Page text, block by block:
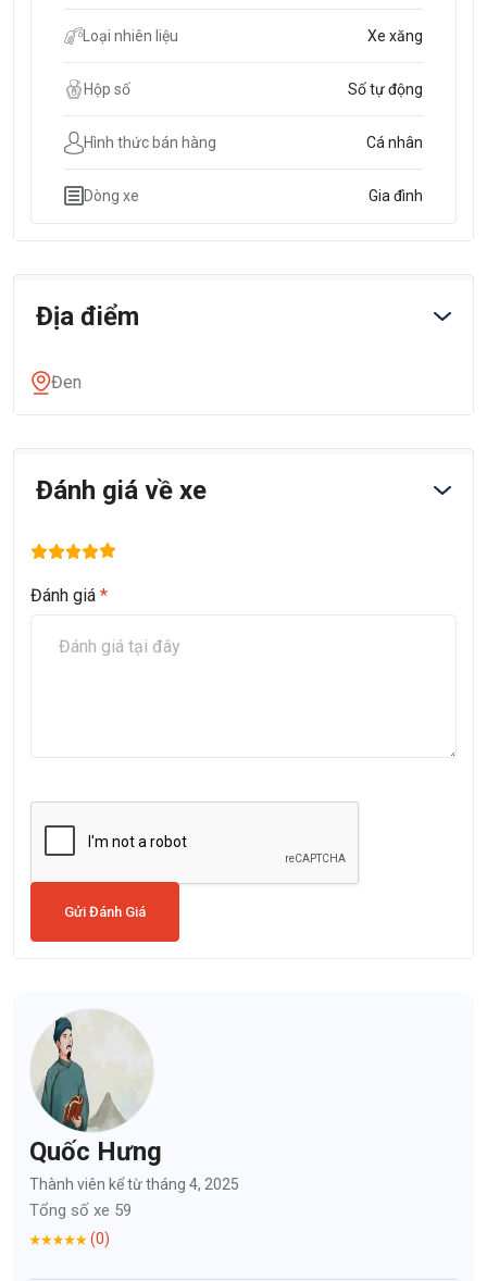
Loại nhiên liệu Xe xăng
Hộp số Số tự động
Hình thức bán hàng Cá nhân
Dòng xe Gia đình
Địa điểm
Đen
Đánh giá về xe
Đánh giá *
Gửi Đánh Giá
Quốc Hưng
Thành viên kể từ tháng 4, 2025
Tổng số xe 59
(0)